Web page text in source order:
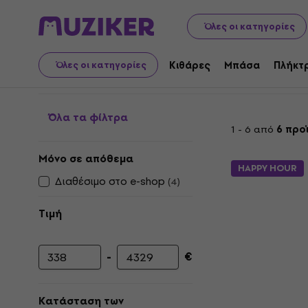
Όλες οι κατηγορίες
Όλες οι κατηγορίες Κιθάρες Μπάσα
Μουσικά όργανα Στούντιο Ψηφιακές συσκευές
Συσκευές εγγραφής
Όλα τα φίλτρα
Μόνο σε απόθεμα
Διαθέσιμο στο e-shop (4)
Τιμή
Ελάχιστη τιμή
- Μέγιστη τιμή€
Κατάσταση των
1 - 6 από 6
HAPPY HOUR